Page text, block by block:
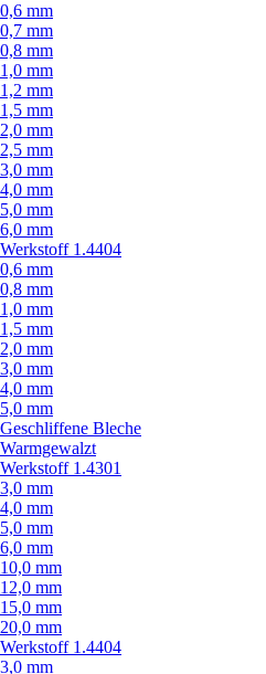
0,6 mm
0,7 mm
0,8 mm
1,0 mm
1,2 mm
1,5 mm
2,0 mm
2,5 mm
3,0 mm
4,0 mm
5,0 mm
6,0 mm
Werkstoff 1.4404
0,6 mm
0,8 mm
1,0 mm
1,5 mm
2,0 mm
3,0 mm
4,0 mm
5,0 mm
Geschliffene Bleche
Warmgewalzt
Werkstoff 1.4301
3,0 mm
4,0 mm
5,0 mm
6,0 mm
10,0 mm
12,0 mm
15,0 mm
20,0 mm
Werkstoff 1.4404
3,0 mm